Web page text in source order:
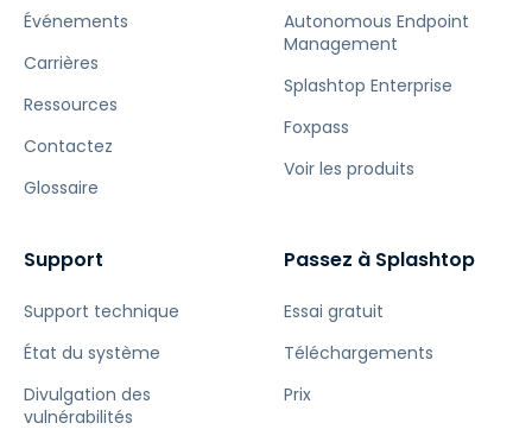
Événements
Carrières
Ressources
Contactez
Glossaire
Autonomous Endpoint
Management
Splashtop Enterprise
Foxpass
Voir les produits
Support
Support technique
État du système
Divulgation des
vulnérabilités
Passez à Splashtop
Essai gratuit
Téléchargements
Prix